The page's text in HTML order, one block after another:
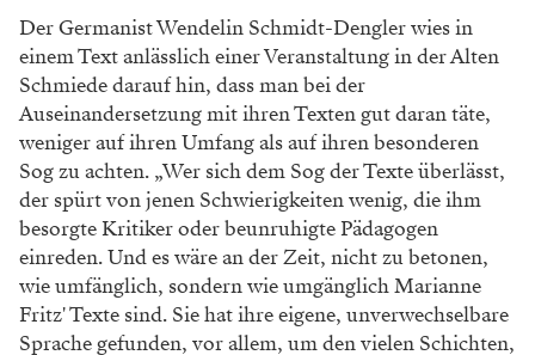
Der Germanist Wendelin Schmidt-Dengler wies in
einem Text anlässlich einer Veranstaltung in der Alten
Schmiede darauf hin, dass man bei der
Auseinandersetzung mit ihren Texten gut daran täte,
weniger auf ihren Umfang als auf ihren besonderen
Sog zu achten. „Wer sich dem Sog der Texte überlässt,
der spürt von jenen Schwierigkeiten wenig, die ihm
besorgte Kritiker oder beunruhigte Pädagogen
einreden. Und es wäre an der Zeit, nicht zu betonen,
wie umfänglich, sondern wie umgänglich Marianne
Fritz' Texte sind. Sie hat ihre eigene, unverwechselbare
Sprache gefunden, vor allem, um den vielen Schichten,